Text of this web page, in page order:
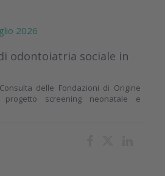
2026
odontoiatria sociale in
delle Fondazioni di Origine
progetto screening neonatale e